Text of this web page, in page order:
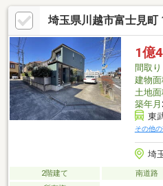
ォーム予定（令和8年9月末完成予
面台交換●トイレ交換●ガスコンロ
置（ＬＤＫ）●ダウンライト照明・
部）●室内補修・リペア●ハウスクリ
埼玉県川越市富士見町
1億
間取り
建物
土地
築年月
東
その他
埼
2階建て 南道路